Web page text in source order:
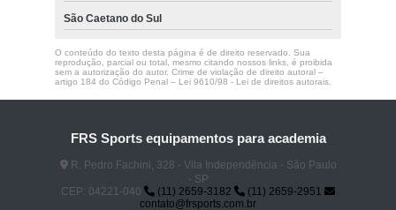
São Caetano do Sul
O conteúdo do texto desta página é de direito reservado. Sua
reprodução, parcial ou total, mesmo citando nossos links, é proibida
sem a autorização do autor. Crime de violação de direito autoral –
artigo 184 do Código Penal – Lei 9610/98 - Lei de direitos autorais.
FRS Sports equipamentos para academia
R. Pedro Fachini, 328 - Vila Independência - São Paulo
- SP
CEP: 04221-040
(11) 2659-3182
(11) 2659-2951
contato@frsports.com.br